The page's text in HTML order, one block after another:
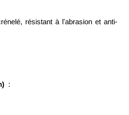
résistant à l'abrasion et anti-
: